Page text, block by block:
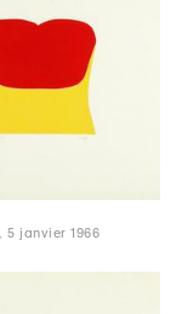
, 5 janvier 1966